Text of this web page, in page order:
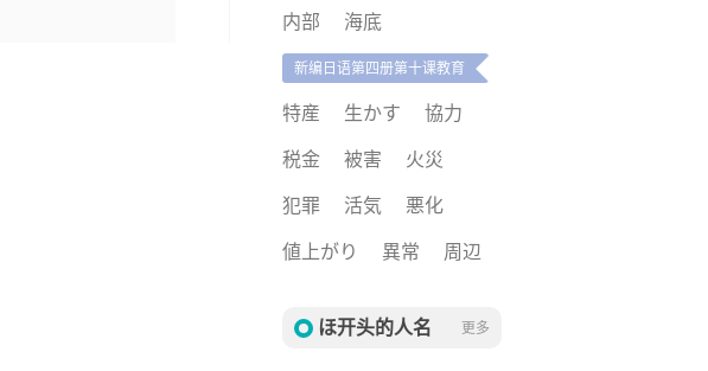
内部
海底
新编日语第四册第十课教育
特産 生かす
協力
税金
被害
火災
犯罪
活気
悪化
値上がり
異常 周辺
ほ开头的人名 更多